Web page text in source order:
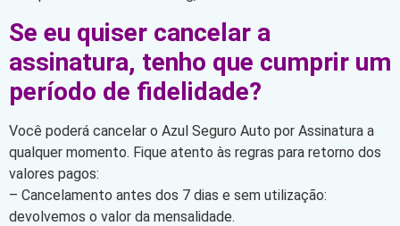
Se eu quiser cancelar a
assinatura, tenho que cumprir um
período de fidelidade?
Você poderá cancelar o Azul Seguro Auto por Assinatura a
qualquer momento. Fique atento às regras para retorno dos
valores pagos:
– Cancelamento antes dos 7 dias e sem utilização:
devolvemos o valor da mensalidade.